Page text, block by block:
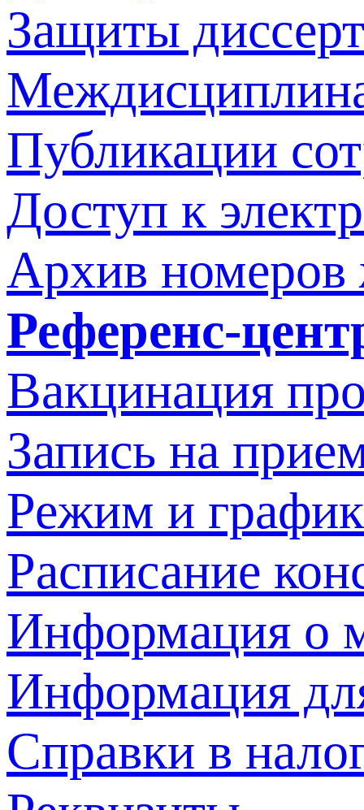
Защиты
Публикации
Доступ к
Архив номеров
Референс-
Вакцинация
Запись на
Режим и
Расписание
Информация о
Информация
Справки в